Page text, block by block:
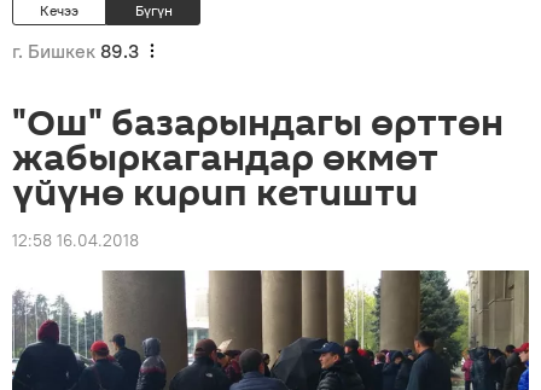
Кечээ Бүгүн
г. Бишкек 89.3
"Ош" базарындагы өрттөн
жабыркагандар өкмөт
үйүнө кирип кетишти
12:58 16.04.2018